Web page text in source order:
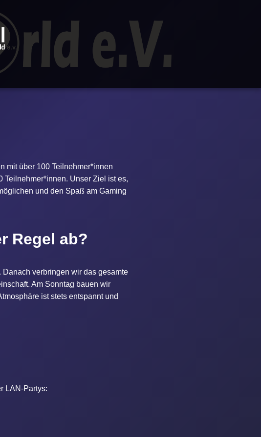
mit über 100 Teilnehmer*innen
Teilnehmer*innen. Unser Ziel ist es,
und den Spaß am Gaming
Regel ab?
verbringen wir das gesamte
Am Sonntag bauen wir
ist stets entspannt und
LAN-Partys: